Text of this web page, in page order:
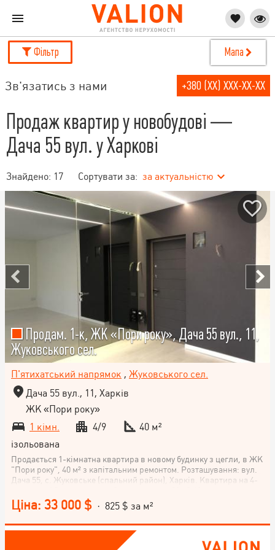
Фільтр Мапа
Зв'язатись з нами +380 (XX) XXX-XX-XX
Продаж квартир у новобудові —
Дача 55 вул. у Харкові
Знайдено: 17 Сортувати за: за актуальністю
Продам. 1-к, ЖК «Пори року», Дача 55 вул., 11,
Жуковського сел.
П'ятихатський напрямок , Жуковського сел.
Дача 55 вул., 11, Харків
ЖК «Пори року»
1 кімн.
4/9
40 м²
ізольована
Продається 1-кімнатна квартира в новому будинку з цегли, в ЖК
"Пори року", 40 м² з капітальним ремонтом. Розташування: вул.
Дача 55, с. Жуковське (спальний район), Харків. Квартира на 4-
економ. Не втрачайте можливість придбати комфортне житло в
сучасному ЖК. Телефонуйте зараз!
Ціна: 33 000 $ · 825 $ за м²